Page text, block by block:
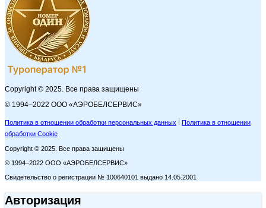
Copyright © 2025. Все права защищены
© 1994–2022 ООО «АЭРОБЕЛСЕРВИС»
Политика в отношении обработки персональных данных
Политика в отношении
обработки Cookie
Copyright © 2025. Все права защищены
© 1994–2022 ООО «АЭРОБЕЛСЕРВИС»
Свидетельство о регистрации № 100640101 выдано 14.05.2001
Авторизация